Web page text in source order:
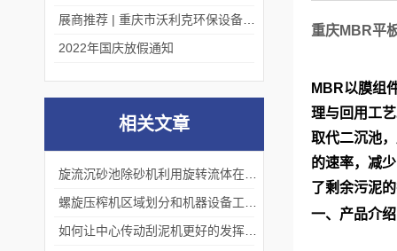
重庆MBR平
MBR以膜组
理与回用工
取代二沉池
的速率，减少
了剩余污泥
一、产品介绍
2022年国庆放假通知
相关文章